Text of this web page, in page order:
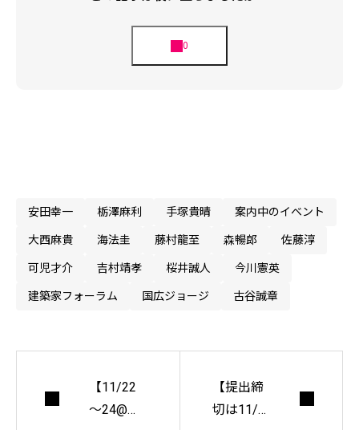
安田幸一 栃澤麻利 手塚貴晴 案内中のイベント
大西麻貴 海法圭 藤村龍至 森暢郎 佐藤淳
可児才介 吉村靖孝 桜井誠人 今川憲英
建築家フォーラム 国広ジョージ 古谷誠章
【11/22
～24@島
【提出締
切は11/1